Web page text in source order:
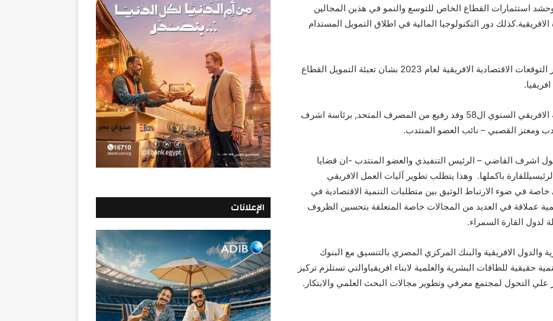
استثمارات القطاع الخاص للتوسع والنمو في هذين المجالين
دور التكنولوجيا المالية في اطلاق التمويل المستدام
هذا وسوف تشهد الاجتماعات اصدار تقرير التوقعات الاقتصادية الافريقية لعام 2023 بشان تعبئة التمويل القطاع
يشارك في جلسات اجتماعات بنك التنمية الافريقي السنوي ال58 وفد رفيع من المصرف المتحد, برئاسة اشرف
ومعتز القصبي – نائب العضو المنتدب.
اشرف القاضي – الرئيس التنفيذي والعضو المنتدب -ان قضايا
باكملها. وهذا يتطلب تطوير آليات العمل الافريقي
خاصة في ضوء الارتباط الوثيق بين متطلبات التنمية الاقتصادية في
عملاقة في العديد من المجالات خاصة المتعلقة بتحسين الظروف
لدول القارة السمراء.
والدول الافريقية والبنك المركزي المصري بالتنسيق مع البنوك
حقيقية للطاقات البشرية والعلمية لابناء افريقياوالتي تستلزم تركيز
علي التحول لمجتمع معرفي وتطوير مجالات البحث العلمي والابتكار.
الإعلانات